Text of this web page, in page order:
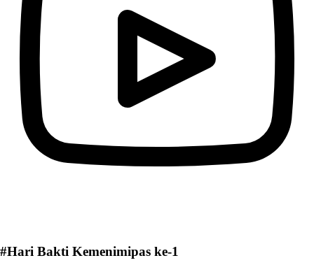
#Hari Bakti Kemenimipas ke-1